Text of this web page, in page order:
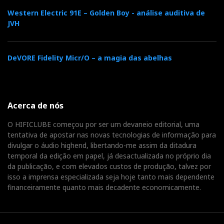
Uma constipação forte e feia - made in Portugal -, que
se agravou com o tempo instável e os ainda mais
instáveis ares condicionados de las Vegas, impediu-
VIVID AUDIO GIYA e WILSON AUDIO THOR
HAMMER. Mas eu não podia deixar os leitores no
escuro, pelo que aqui vai alguma informação já
disponível na Net. Isto de ir a Roma e não ver o papa...
VIVID AUDIO GIYA
São o regresso de Laurence Dickie à origens Nautilus.
Western Electric 91E – Golden Boy - análise auditiva de
JVH
DeVORE Fidelity Micr/O – a magia das abelhas
Acerca de nós
O HIFICLUBE começou por ser um devaneio editorial, uma
tentativa de apostar nas novas tecnologias de informação para
divulgar o áudio highend, libertando-me assim da ditadura
temporal da edição em papel, já desactualizada no próprio dia
da publicação, e com elevados custos de produção, talvez por
isso a imprensa especializada seja hoje tanto mais dependente
financeiramente quanto mais decadente economicamente.